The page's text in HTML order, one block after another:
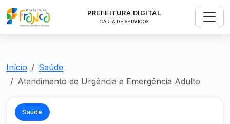
PREFEITURA DIGITAL
CARTA DE SERVIÇOS
Início
Saúde
Atendimento de Urgência e Emergência Adulto
Saúde